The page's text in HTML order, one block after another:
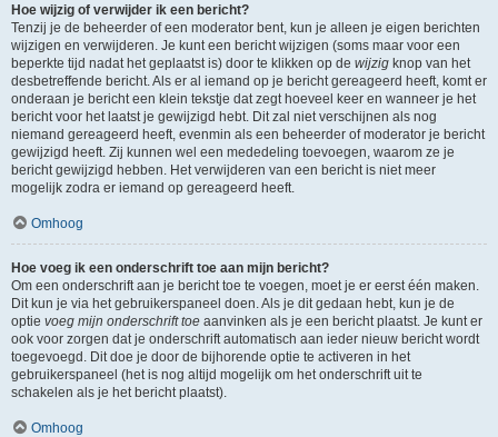
Hoe wijzig of verwijder ik een bericht?
Tenzij je de beheerder of een moderator bent, kun je alleen je eigen berichten
wijzigen en verwijderen. Je kunt een bericht wijzigen (soms maar voor een
beperkte tijd nadat het geplaatst is) door te klikken op de wijzig knop van het
desbetreffende bericht. Als er al iemand op je bericht gereageerd heeft, komt er
onderaan je bericht een klein tekstje dat zegt hoeveel keer en wanneer je het
bericht voor het laatst je gewijzigd hebt. Dit zal niet verschijnen als nog
niemand gereageerd heeft, evenmin als een beheerder of moderator je bericht
gewijzigd heeft. Zij kunnen wel een mededeling toevoegen, waarom ze je
bericht gewijzigd hebben. Het verwijderen van een bericht is niet meer
mogelijk zodra er iemand op gereageerd heeft.
Omhoog
Hoe voeg ik een onderschrift toe aan mijn bericht?
Om een onderschrift aan je bericht toe te voegen, moet je er eerst één maken.
Dit kun je via het gebruikerspaneel doen. Als je dit gedaan hebt, kun je de
optie voeg mijn onderschrift toe aanvinken als je een bericht plaatst. Je kunt er
ook voor zorgen dat je onderschrift automatisch aan ieder nieuw bericht wordt
toegevoegd. Dit doe je door de bijhorende optie te activeren in het
gebruikerspaneel (het is nog altijd mogelijk om het onderschrift uit te
schakelen als je het bericht plaatst).
Omhoog